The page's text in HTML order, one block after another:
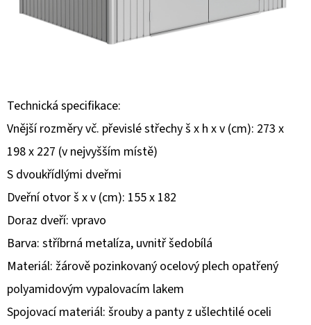
Technická specifikace:
Vnější rozměry vč. převislé střechy š x h x v (cm): 273 x
198 x 227 (v nejvyšším místě)
S dvoukřídlými dveřmi
Dveřní otvor š x v (cm): 155 x 182
Doraz dveří: vpravo
Barva: stříbrná metalíza, uvnitř šedobílá
Materiál: žárově pozinkovaný ocelový plech opatřený
polyamidovým vypalovacím lakem
Spojovací materiál: šrouby a panty z ušlechtilé oceli
HLEDAT
D
O
P
O
R
U